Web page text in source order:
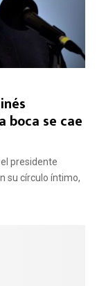
boca se cae
presidente
su círculo íntimo,